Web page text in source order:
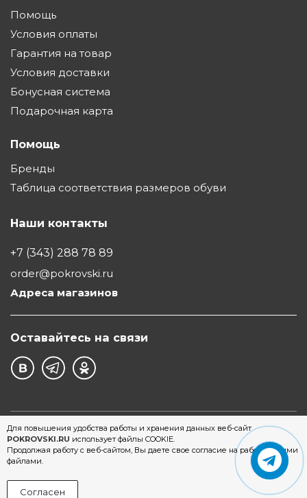
Для повышения удобства работы и хранения данных веб-сайт
POKROVSKI.RU использует файлы COOKIE.
Продолжая работу с веб-сайтом, Вы даете свое согласие на работу с этими
файлами.
Согласен
Помощь
Условия оплаты
Гарантия на товар
Условия доставки
Бонусная система
Подарочная карта
Помощь
Бренды
Таблица соответствия размеров обуви
Наши контакты
+7 (343) 288 78 89
order@pokrovski.ru
Адреса магазинов
Оставайтесь на связи
©1997 - 2026 Обувной Дом "Покровский" - сеть
магазинов обуви в Екатеринбурге